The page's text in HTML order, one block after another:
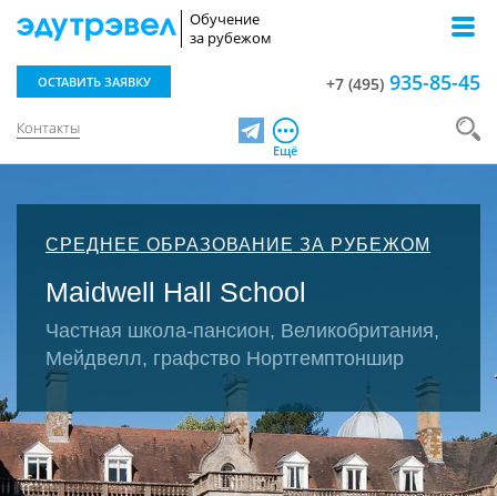
Обучение
за рубежом
Контакты
ОСТАВИТЬ ЗАЯВКУ +7 (495) 935-85-45
TelegramЕщё
СРЕДНЕЕ ОБРАЗОВАНИЕ ЗА РУБЕЖОМ
Maidwell Hall School
Частная школа-пансион, Великобритания,
Мейдвелл, графство Нортгемптоншир